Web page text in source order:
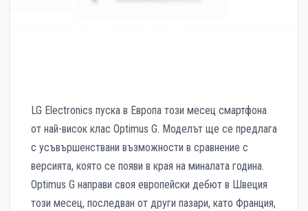
LG Electronics пуска в Европа този месец смартфона
от най-висок клас Optimus G. Моделът ще се предлага
с усъвършенствани възможности в сравнение с
версията, която се появи в края на миналата година.
Optimus G направи своя европейски дебют в Швеция
този месец, последван от други пазари, като Франция,